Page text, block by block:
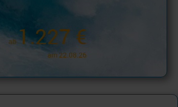
ab 1.227 €
am 22.08.26